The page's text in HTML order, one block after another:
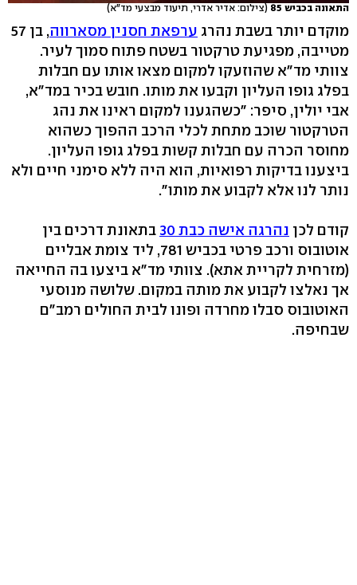
התאונה בכביש 85 (צילום: אדיר אדרי, תיעוד מבצעי מד"א)
מוקדם יותר בשבת נהרג ערפאת חסנין מסארווה
, בן 57
מטייבה, מפגיעת טרקטור בשטח פתוח סמוך לעיר.
צוותי מד"א שהוזעקו למקום מצאו אותו עם חבלות
בפלג גופו העליון וקבעו את מותו. חובש בכיר במד"א,
אבי יולין, סיפר: "כשהגענו למקום ראינו את נהג
הטרקטור שוכב מתחת לכלי הרכב ההפוך כשהוא
מחוסר הכרה עם חבלות קשות בפלג גופו העליון.
ביצענו בדיקות רפואיות, הוא היה ללא סימני חיים ולא
נותר לנו אלא לקבוע את מותו".
קודם לכן נהרגה אישה כבת 30
בתאונת דרכים בין
אוטובוס ורכב פרטי בכביש 781, ליד צומת אבליים
(מזרחית לקריית אתא). צוותי מד"א ביצעו בה החייאה
אך נאלצו לקבוע את מותה במקום. שלושה מנוסעי
האוטובוס סבלו מחרדה ופונו לבית החולים רמב"ם
שבחיפה.